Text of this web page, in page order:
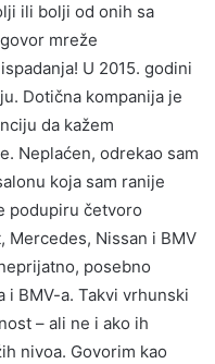
ili bolji od onih sa
mreže
U 2015. godini
Dotična kompanija je
da kažem
Neplaćen, odrekao sam
koja sam ranije
podupiru četvoro
Mercedes, Nissan i BMV
posebno
i BMV-a. Takvi vrhunski
– ali ne i ako ih
nivoa. Govorim kao